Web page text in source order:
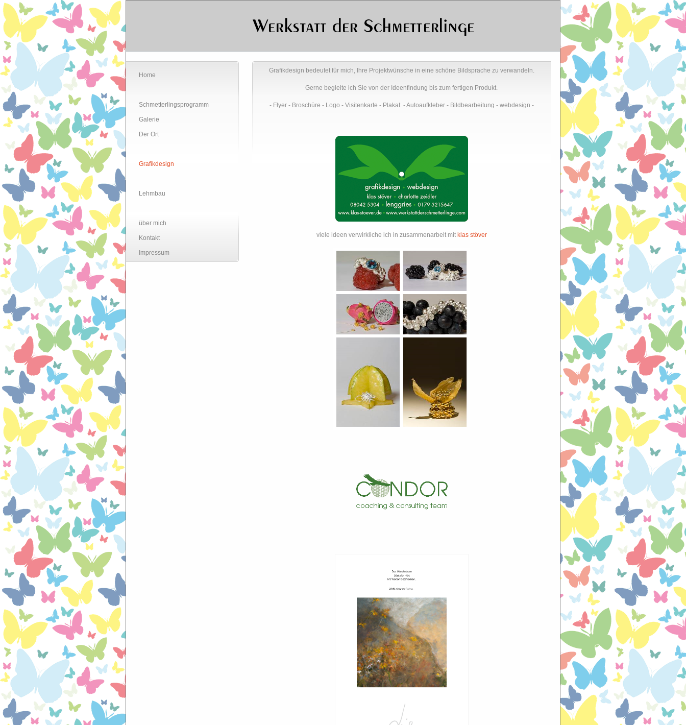
Home
Schmetterlingsprogramm
Galerie
Der Ort
Grafikdesign
Lehmbau
über mich
Kontakt
Impressum
Grafikdesign bedeutet für mich, Ihre Projektwünsche in eine schöne Bildsprache zu verwandeln.
Gerne begleite ich Sie von der Ideenfindung bis zum fertigen Produkt.
- Flyer - Broschüre - Logo - Visitenkarte - Plakat - Autoaufkleber - Bildbearbeitung - webdesign -
viele ideen verwirkliche ich in zusammenarbeit mitklas stöver